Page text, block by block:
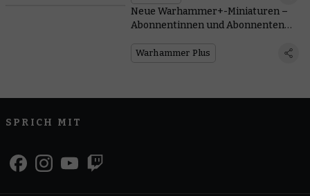
Neue Warhammer+-Miniaturen –
Abonnentinnen und Abonnenten
Warhammer Plus
SPRICH MIT